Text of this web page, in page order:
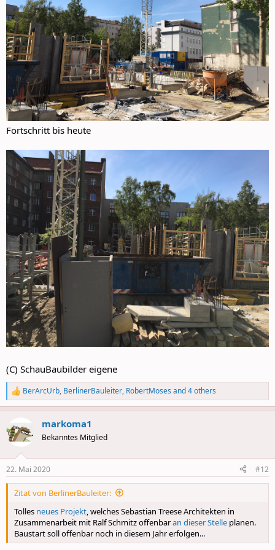
Fortschritt bis heute
(C) SchauBaubilder eigene
R
e
a
c
t
i
s
:
BerArcUrb, BerlinerBauleiter, RobertMoses and 4 others
markoma1
Bekanntes Mitglied
22. Mai 2020 #12
Zitat von BerlinerBauleiter:
Tolles neues Projekt, welches Sebastian Treese Architekten in
Zusammenarbeit mit Ralf Schmitz offenbaran dieser Stelle planen.
Baustart soll offenbar noch in diesem Jahr erfolgen...